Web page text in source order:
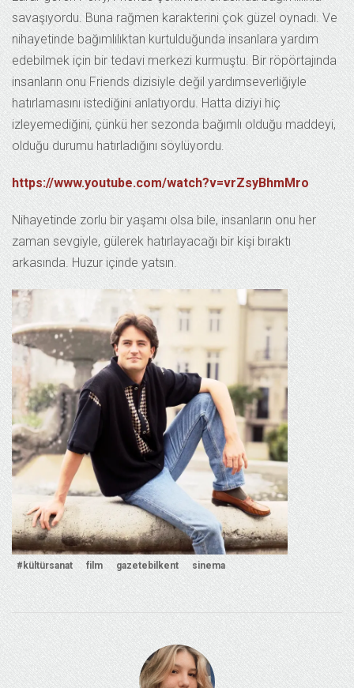
savaşıyordu. Buna rağmen karakterini çok güzel oynadı. Ve
nihayetinde bağımlılıktan kurtulduğunda insanlara yardım
edebilmek için bir tedavi merkezi kurmuştu. Bir röpörtajında
insanların onu Friends dizisiyle değil yardımseverliğiyle
hatırlamasını istediğini anlatıyordu. Hatta diziyi hiç
izleyemediğini, çünkü her sezonda bağımlı olduğu maddeyi,
olduğu durumu hatırladığını söylüyordu.
https://www.youtube.com/watch?v=vrZsyBhmMro
Nihayetinde zorlu bir yaşamı olsa bile, insanların onu her
zaman sevgiyle, gülerek hatırlayacağı bir kişi bıraktı
arkasında. Huzur içinde yatsın.
#kültürsanat film gazetebilkent sinema